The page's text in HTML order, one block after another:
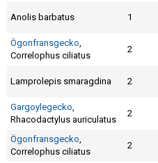
Anolis barbatus 1
Ögonfransgecko,
Correlophus ciliatus
2
Lamprolepis smaragdina 2
Gargoylegecko,
Rhacodactylus auriculatus
2
Ögonfransgecko,
Correlophus ciliatus
2